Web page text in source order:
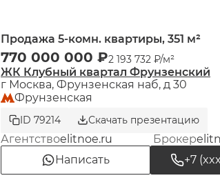
Продажа 5-комн. квартиры, 351 м²
770 000 000 ₽2 193 732 ₽/м²
ЖК Клубный квартал Фрунзенский
г Москва, Фрунзенская наб, д 30
Фрунзенская
ID 79214 Скачать презентацию
Агентствоelitnoe.ru Брокер
Написать
+7